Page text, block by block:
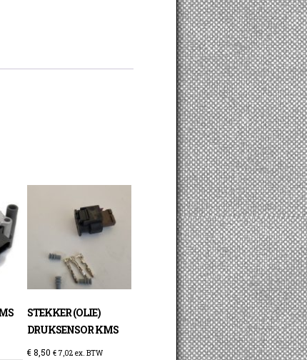
STEKKER (OLIE)
DRUKSENSOR KMS
€8,50 €7,02 ex. BTW